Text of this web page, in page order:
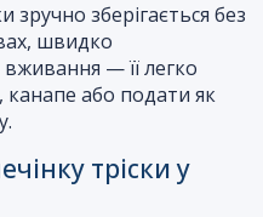
зручно зберігається без
швидко
— її легко
канапе або подати як
тріски у